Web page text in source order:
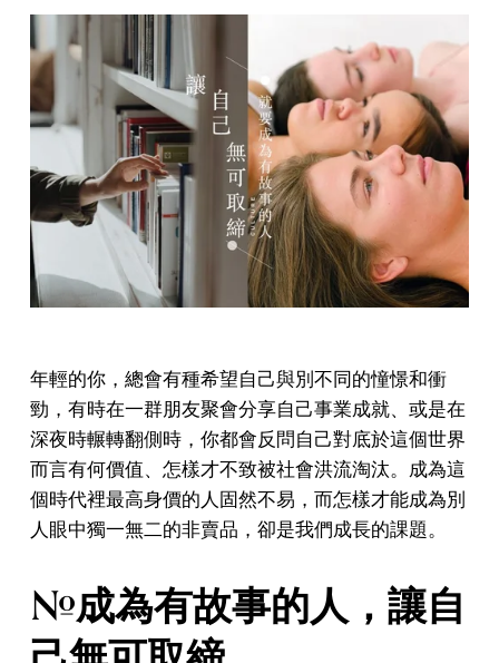
年輕的你，總會有種希望自己與別不同的憧憬和衝
勁，有時在一群朋友聚會分享自己事業成就、或是在
深夜時輾轉翻側時，你都會反問自己對底於這個世界
而言有何價值、怎樣才不致被社會洪流淘汰。成為這
個時代裡最高身價的人固然不易，而怎樣才能成為別
人眼中獨一無二的非賣品，卻是我們成長的課題。
#成為有故事的人，讓自